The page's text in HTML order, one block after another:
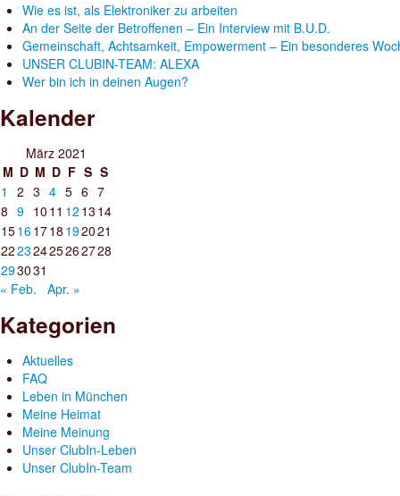
Wie es ist, als Elektroniker zu arbeiten
An der Seite der Betroffenen – Ein Interview mit B.U.D.
Gemeinschaft, Achtsamkeit, Empowerment – Ein besonderes
UNSER CLUBIN-TEAM: ALEXA
Wer bin ich in deinen Augen?
Kalender
März 2021
M D M D F S S
1
2 3 4 5 6 7
8 9 10 11 12 13 14
15161718 192021
22232425262728
293031
« Feb.
Apr. »
Kategorien
Aktuelles
FAQ
Leben in München
Meine Heimat
Meine Meinung
Unser ClubIn-Leben
Unser ClubIn-Team